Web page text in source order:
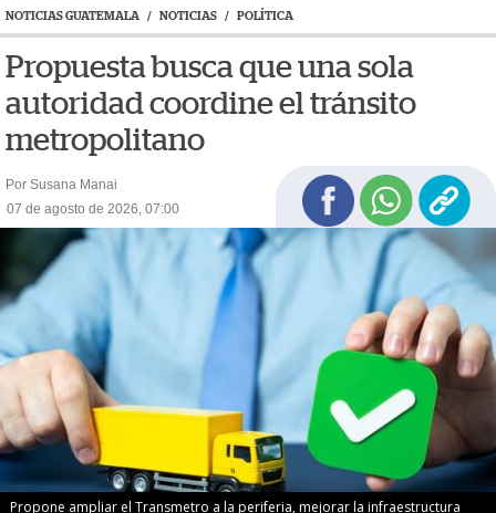
NOTICIAS GUATEMALA / NOTICIAS / POLÍTICA
Propuesta busca que una sola
autoridad coordine el tránsito
metropolitano
Por Susana Manai
07 de agosto de 2026, 07:00
Propone ampliar el Transmetro a la periferia, mejorar la infraestructura